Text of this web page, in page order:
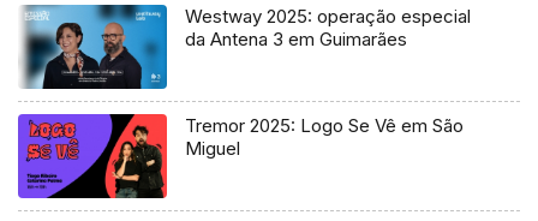
Westway 2025: operação especial
da Antena 3 em Guimarães
Tremor 2025: Logo Se Vê em São
Miguel